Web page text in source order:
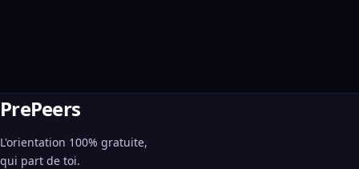
PrePeers
L'orientation 100% gratuite,
qui part de toi.